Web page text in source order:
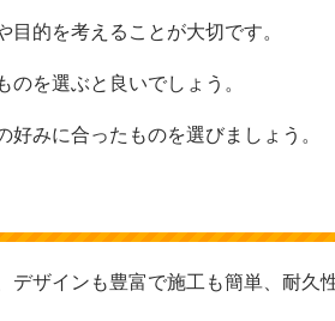
的を考えることが大切です。
を選ぶと良いでしょう。
みに合ったものを選びましょう。
ザインも豊富で施工も簡単、耐久